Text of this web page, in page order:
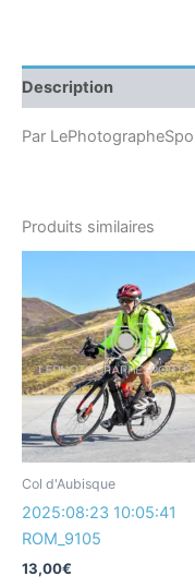
Description
Par
Produits similaires
Col d'Aubisque
2025:08:23 10:05:41
ROM_9105
13,00€